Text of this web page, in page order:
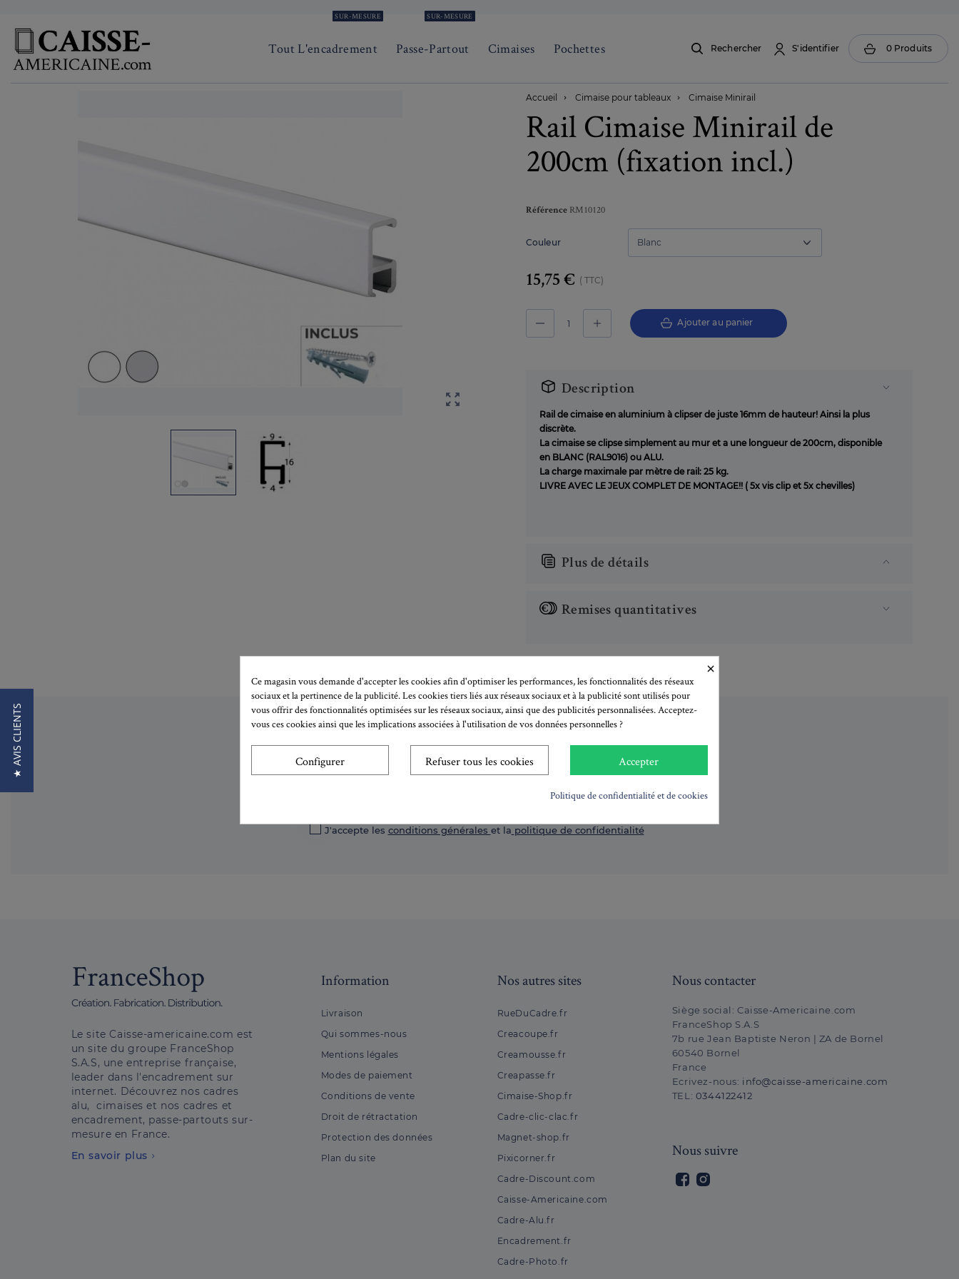
Tout L'encadrement
SUR-MESURE
Passe-Partout
SUR-MESURE
Cimaises Pochettes Rechercher S'identifier 0 Produits

Accueil  Cimaise pour tableaux  Cimaise Minirail
Rail Cimaise Minirail de
200cm (fixation incl.)
Référence RM10120
Couleur
15,75 € TTC
Ajouter au panier
Description
Rail de cimaise en aluminium à clipser de juste 16mm de hauteur! Ainsi la plus
discrète.
La cimaise se clipse simplement au mur et a une longueur de 200cm, disponible
en BLANC (RAL9016) ou ALU.
La charge maximale par mètre de rail: 25 kg.
LIVRE AVEC LE JEUX COMPLET DE MONTAGE!! ( 5x vis clip et 5x chevilles)
Plus de détails
Remises quantitatives
S'abonner à la newsletter!
Lisez notre politique de confidentialité pour savoir comment nous utilisons vos données
J'accepte les conditions générales et la politique de confidentialité
Le site Caisse-americaine.com est
un site du groupe FranceShop
S.A.S, une entreprise française,
leader dans l'encadrement sur
internet. Découvrez nos cadres
alu, cimaises et nos cadres et
encadrement, passe-partouts sur-
mesure en France.
En savoir plus
Information
Livraison
Qui sommes-nous
Mentions légales
Modes de paiement
Conditions de vente
Droit de rétractation
Protection des données
Plan du site
Nos autres sites
RueDuCadre.fr
Creacoupe.fr
Creamousse.fr
Creapasse.fr
Cimaise-Shop.fr
Cadre-clic-clac.fr
Magnet-shop.fr
Pixicorner.fr
Cadre-Discount.com
Caisse-Americaine.com
Cadre-Alu.fr
Encadrement.fr
Cadre-Photo.fr
Nous contacter
Siège social: Caisse-Americaine.com
FranceShop S.A.S
7b rue Jean Baptiste Neron | ZA de Bornel
60540 Bornel
France
Ecrivez-nous: info@caisse-americaine.com
TEL: 0344122412
Nous suivre
Facebook
Instagram
×
Ce magasin vous demande d'accepter les cookies afin d'optimiser les performances, les fonctionnalités des réseaux
sociaux et la pertinence de la publicité. Les cookies tiers liés aux réseaux sociaux et à la publicité sont utilisés pour
vous offrir des fonctionnalités optimisées sur les réseaux sociaux, ainsi que des publicités personnalisées. Acceptez-
vous ces cookies ainsi que les implications associées à l'utilisation de vos données personnelles ?
Accepter
Refuser tous les cookies
Configurer
Politique de confidentialité et de cookies
★ AVIS CLIENTS